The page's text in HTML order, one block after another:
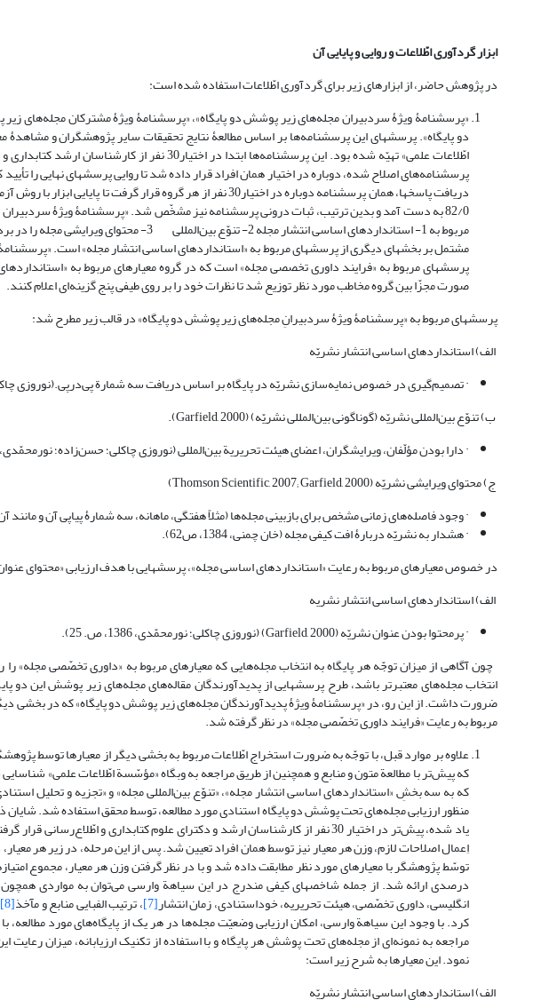
ابزار گردآوری اطّلاعات و روایی و پایایی آن
در پژوهش حاضر، از ابزارهای زیر برای گردآوری اطّلاعات استفاده شده است:
«پرسشنامۀ ویژۀ سردبیران مجله‌های زیر پوشش دو پایگاه»، «پرسشنامۀ ویژۀ مشترکان مجله‌های
دو پایگاه». پرسشهای این پرسشنامه‌ها بر اساس مطالعۀ نتایج تحقیقات سایر پژوهشگران و مشاهدۀ
اطّلاعات علمی» تهیّه شده بود. این پرسشنامه‌ها ابتدا
پرسشنامه‌های اصلاح شده، دوباره در اختیار همان افراد قرار داده شد تا روایی پرسشهای نهایی را
دریافت پاسخها، همان پرسشنامه دوباره در اختیار30 نفر از هر گروه
82/0 به دست آمد و بدین ترتیب، ثبات درونی پرسشنامه نیز مشخّص شد. «پرسشنامۀ ویژۀ
مربوط به 1- استانداردهای اساسی انتشار مجله 2-
مشتمل بر بخشهای دیگری از پرسشهای مربوط به «استانداردهای اساسی انتشار مجله» است.
پرسشهای مربوط به «فرایند داوری تخصصی مجله» است که در گروه معیارهای مربوط به
صورت مجزّا بین گروه مخاطب مورد نظر توزیع شد تا نظرات خود را بر روی طیفی پنج گزینه‌ای اعلام کنند.
پرسشهای مربوط به «پرسشنامۀ ویژۀ سردبیرانِ مجله‌های زیر پوشش دو پایگاه» در قالب زیر مطرح شد:
الف) استانداردهای اساسی انتشار نشریّه
· تصمیم‌گیری در خصوص نمایه‌سازی نشریّه در پایگاه بر اساس دریافت سه شمارة پی‌درپی.(نوروزی چاکلی؛ نورمحمّدی، 1386، ص. 25)
ب) تنوّع بین‌المللی نشریّه (گوناگونی بین‌المللی نشریّه) (Garfield, 2000).
· دارا بودن مؤلّفان، ویرایشگران، اعضای هیئت تحریریة بین‌المللی (نوروزی چاکلی؛ حسن‌زاده؛ نورمحمّدی، 1387، ص. 29).
ج) محتوای ویرایشی نشریّه (Thomson Scientific, 2007; Garfield, 2000)
· وجود فاصله‌های زمانی مشخص برای بازبینی مجله‌ها (مثلاً هفتگی، ماهانه، سه شمارۀ پیاپی آن و مانند آن)
· هشدار به نشریّه دربارۀ افت کیفی مجله (خان چمنی، 1384، ص62).
در خصوص معیارهای مربوط به رعایت «استانداردهای اساسی مجله»، پرسشهایی با هدف ارزیابی «محتوای
الف) استانداردهای اساسی انتشار نشریه
· پرمحتوا بودن عنوان نشریّه (Garfield, 2000) (نوروزی چاکلی؛ نورمحمّدی، 1386، ص. 25).
چون آگاهی از میزان توجّه هر پایگاه به انتخاب مجله‌هایی که معیارهای مربوط به «داوری تخصّصی مجله»
انتخاب مجله‌های معتبرتر باشد، طرح پرسشهایی از پدیدآورندگان مقاله‌های مجله‌های زیر پوشش این دو
ضرورت داشت. از این رو، در «پرسشنامۀ ویژۀ پدیدآورندگان مجله‌های زیر پوشش دو پایگاه» که در
مربوط به رعایت «فرایند داوری تخصّصی مجله» در نظر گرفته شد.
علاوه بر موارد قبل، با توجّه به ضرورت استخراج اطّلاعات مربوط به بخشی دیگر از معیارها توسط
که پیش‌تر با مطالعة متون و منابع و همچنین از طریق مراجعه به وبگاه «مؤسّسة اطّلاعات علمی»
که به سه بخشِ «استانداردهای اساسی انتشار مجله»، «تنوّع بین‌المللی مجله» و «تجزیه و تحلیل
منظور ارزیابی مجله‌های تحت پوشش دو پایگاه استنادی مورد مطالعه، توسط محقق استفاده شد. شایان
یاد شده، پیش‌تر در اختیار 30 نفر از کارشناسان ارشد و دکترای علوم کتابداری و
اِعمال اصلاحات لازم، وزن هر معیار نیز توسط همان افراد تعیین شد. پس از این مرحله، در زیر هر
توسّط پژوهشگر با معیارهای مورد نظر مطابقت داده شد و با در نظر گرفتن وزن هر معیار، مجموع
درصدی ارائه شد. از جمله شاخصهای کیفی مندرج در این سیاهة وارسی می‌توان به مواردی همچون
انگلیسی، داوری تخصّصی، هیئت تحریریه، خوداستنادی، زمان انتشار[7] ، ترتیب الفبایی منابع و مآخذ[8]
کرد. با وجود این سیاهة وارسی، امکان ارزیابی وضعیّت مجله‌ها در هر یک از پایگاه‌های مورد
مراجعه به نمونه‌ای از مجله‌های تحت پوشش هر پایگاه و با استفاده از تکنیک ارزیابانه، میزان رعایت
نمود. این معیارها به شرح زیر است:
الف) استانداردهای اساسی انتشار نشریّه